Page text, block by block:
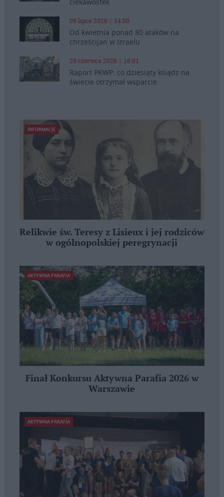
09 lipca 2026 | 14:00
Od kwietnia ponad 80 ataków na
chrześcijan w Izraelu
29 czerwca 2026 | 16:01
Raport PKWP: co dziesiąty ksiądz na
świecie otrzymał wsparcie
INFORMACJE
Relikwie św. Teresy z Lisieux i jej rodziców
w ogólnopolskiej peregrynacji
AKTYWNA PARAFIA
Finał Konkursu Aktywna Parafia 2026 w
Warszawie
AKTYWNA PARAFIA